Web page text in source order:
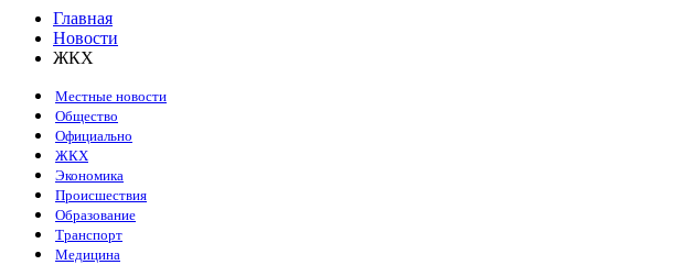
Главная
Новости
ЖКХ
Местные новости
Общество
Официально
ЖКХ
Экономика
Происшествия
Образование
Транспорт
Медицина